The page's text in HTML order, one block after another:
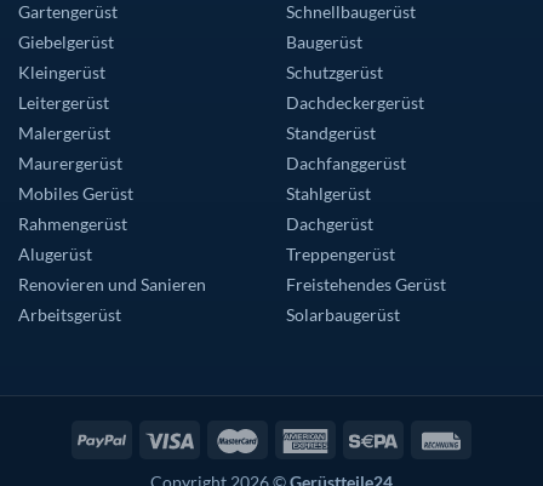
Gartengerüst
Giebelgerüst
Kleingerüst
Leitergerüst
Malergerüst
Maurergerüst
Mobiles Gerüst
Rahmengerüst
Alugerüst
Renovieren und Sanieren
Arbeitsgerüst
Schnellbaugerüst
Baugerüst
Schutzgerüst
Dachdeckergerüst
Standgerüst
Dachfanggerüst
Stahlgerüst
Dachgerüst
Treppengerüst
Freistehendes Gerüst
Solarbaugerüst
Copyright 2026 ©Gerüstteile24